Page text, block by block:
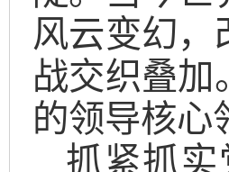
风云变幻，
战交织叠加
的领导核心
抓紧抓